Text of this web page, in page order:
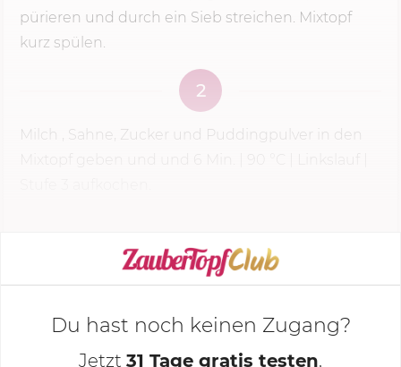
pürieren und durch ein Sieb streichen. Mixtopf
kurz spülen.
2
Milch , Sahne, Zucker und Puddingpulver in den
KOCHMODUS STARTEN
Du hast noch keinen Zugang?
Jetzt 31 Tage gratis testen,